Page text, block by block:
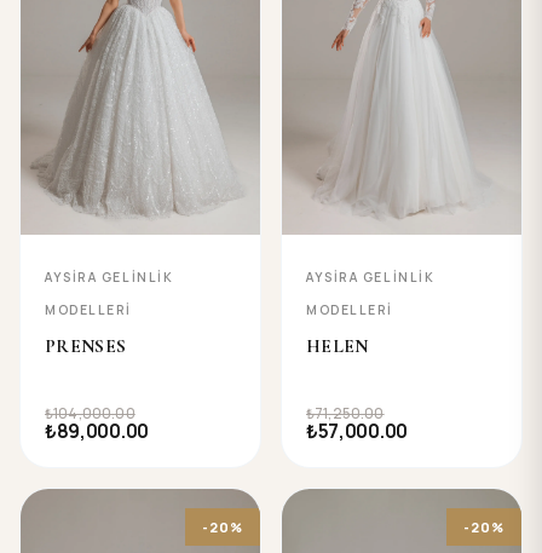
AYSIRA GELINLIK
MODELLERI
PRENSES
₺104,000.00
₺89,000.00
AYSIRA GELINLIK
MODELLERI
HELEN
₺71,250.00
₺57,000.00
-20% -20%